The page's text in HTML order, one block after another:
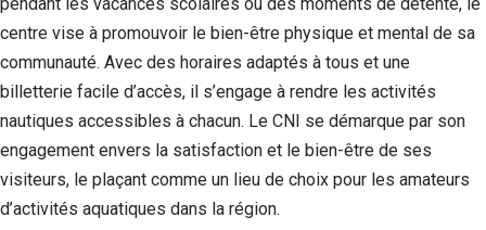
centre vise à promouvoir le bien-être physique et mental de sa
communauté. Avec des horaires adaptés à tous et une
billetterie facile d’accès, il s’engage à rendre les activités
nautiques accessibles à chacun. Le CNI se démarque par son
engagement envers la satisfaction et le bien-être de ses
visiteurs, le plaçant comme un lieu de choix pour les amateurs
d’activités aquatiques dans la région.